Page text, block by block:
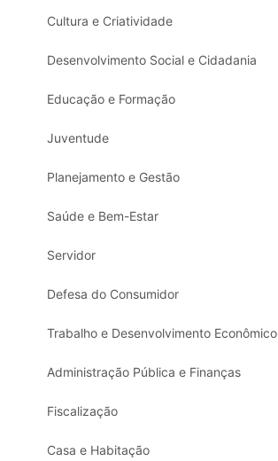
Cultura e Criatividade
Desenvolvimento Social e Cidadania
Educação e Formação
Juventude
Planejamento e Gestão
Saúde e Bem-Estar
Servidor
Defesa do Consumidor
Trabalho e Desenvolvimento Econômico
Administração Pública e Finanças
Fiscalização
Casa e Habitação